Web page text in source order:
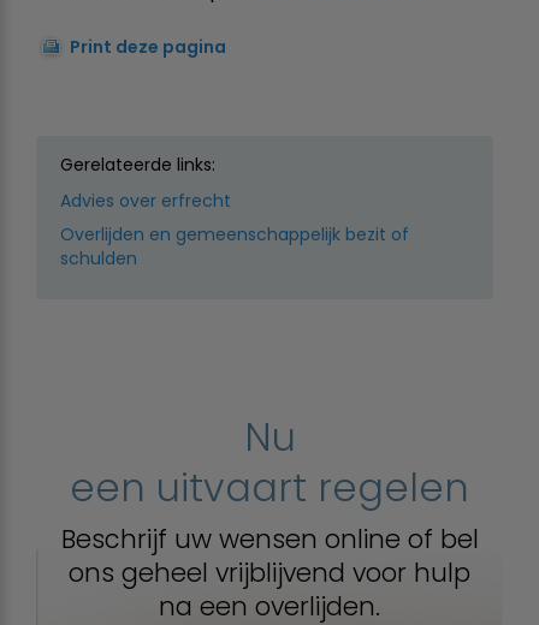
Print deze pagina
Gerelateerde links:
Advies over erfrecht
Overlijden en gemeenschappelijk bezit of
schulden
Nu
een uitvaart regelen
Beschrijf uw wensen online of bel
ons geheel vrijblijvend voor hulp
na een overlijden.